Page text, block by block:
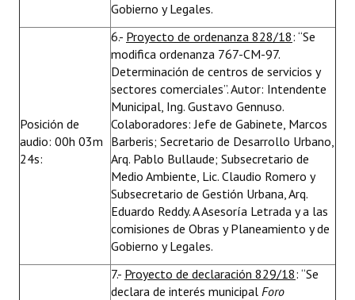
Gobierno y Legales.
Posición de
audio: 00h 03m
24s:
6.- Proyecto de ordenanza 828/18: “Se
modifica ordenanza 767-CM-97.
Determinación de centros de servicios y
sectores comerciales”. Autor: Intendente
Municipal, Ing. Gustavo Gennuso.
Colaboradores: Jefe de Gabinete, Marcos
Barberis; Secretario de Desarrollo Urbano,
Arq. Pablo Bullaude; Subsecretario de
Medio Ambiente, Lic. Claudio Romero y
Subsecretario de Gestión Urbana, Arq.
Eduardo Reddy. A Asesoría Letrada y a las
comisiones de Obras y Planeamiento y de
Gobierno y Legales.
7.- Proyecto de declaración 829/18: “Se
declara de interés municipal Foro